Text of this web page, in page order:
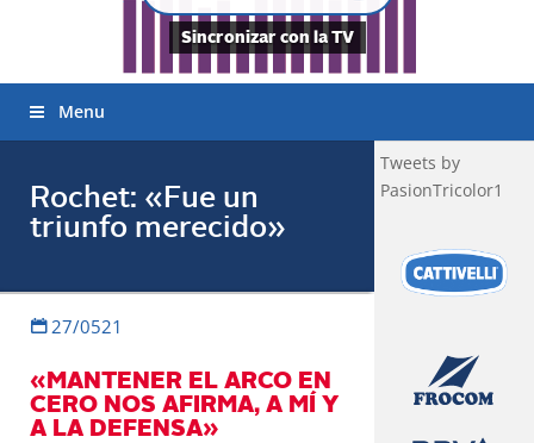
Sincronizar con la TV
Menu
Rochet: «Fue un
triunfo merecido»
27/0521
«MANTENER EL ARCO EN
CERO NOS AFIRMA, A MÍ Y
A LA DEFENSA»
Tweets by
PasionTricolor1